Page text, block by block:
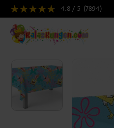
4.8 / 5 (7894)